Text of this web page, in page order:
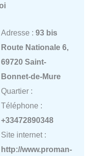
Adresse : 93 bis
Route Nationale 6,
69720 Saint-
Bonnet-de-Mure
Quartier :
Téléphone :
+33472890348
Site internet :
http://www.proman-